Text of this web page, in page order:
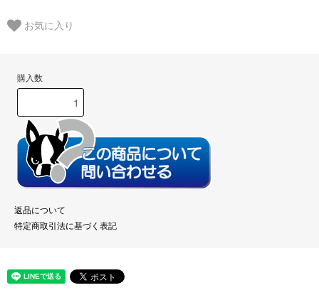
お気に入り
購入数
返品について
特定商取引法に基づく表記